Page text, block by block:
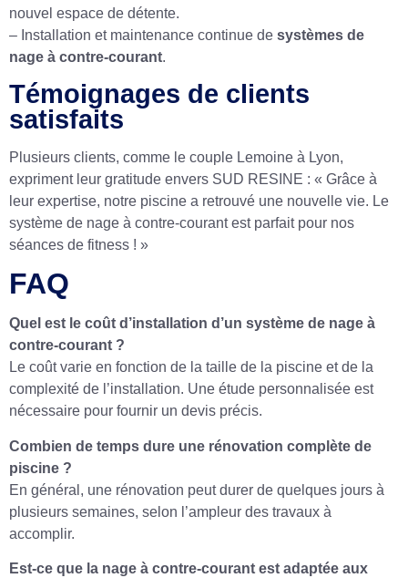
nouvel espace de détente.
– Installation et maintenance continue de systèmes de
nage à contre-courant.
Témoignages de clients
satisfaits
Plusieurs clients, comme le couple Lemoine à Lyon,
expriment leur gratitude envers SUD RESINE : « Grâce à
leur expertise, notre piscine a retrouvé une nouvelle vie. Le
système de nage à contre-courant est parfait pour nos
séances de fitness ! »
FAQ
Quel est le coût d’installation d’un système de nage à
contre-courant ?
Le coût varie en fonction de la taille de la piscine et de la
complexité de l’installation. Une étude personnalisée est
nécessaire pour fournir un devis précis.
Combien de temps dure une rénovation complète de
piscine ?
En général, une rénovation peut durer de quelques jours à
plusieurs semaines, selon l’ampleur des travaux à
accomplir.
Est-ce que la nage à contre-courant est adaptée aux